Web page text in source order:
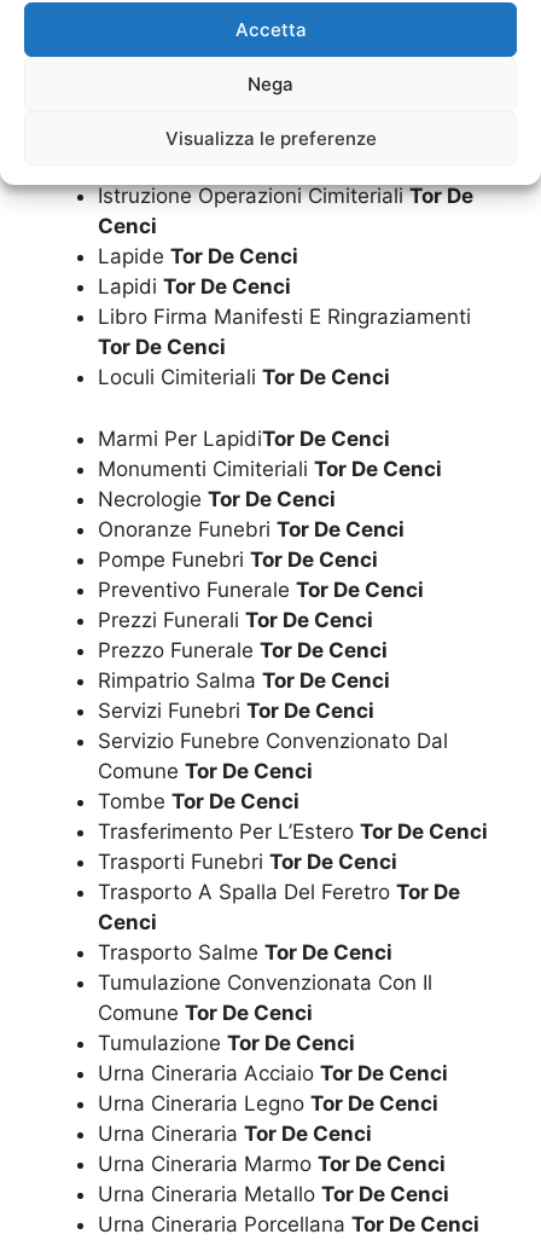
Accetta
Nega
Visualizza le preferenze
Imbalsamazioni Tor De Cenci
Impresa FunebreTor De Cenci
Tor De Cenci
Istruzione Operazioni CimiterialiTor De
Cenci
Lapide Tor De Cenci
Lapidi Tor De Cenci
Libro Firma Manifesti E Ringraziamenti
Tor De Cenci
Loculi Cimiteriali Tor De Cenci
Marmi Per LapidiTor De Cenci
Monumenti Cimiteriali Tor De Cenci
Necrologie Tor De Cenci
Onoranze Funebri Tor De Cenci
Pompe Funebri Tor De Cenci
Preventivo Funerale Tor De Cenci
Prezzi Funerali Tor De Cenci
Prezzo Funerale Tor De Cenci
Rimpatrio Salma Tor De Cenci
Servizi Funebri Tor De Cenci
Servizio Funebre Convenzionato Dal
Comune Tor De Cenci
Tombe Tor De Cenci
Trasferimento Per L’Estero Tor De Cenci
Trasporti Funebri Tor De Cenci
Trasporto A Spalla Del Feretro Tor De
Cenci
Trasporto Salme Tor De Cenci
Tumulazione Convenzionata Con Il
Comune Tor De Cenci
Tumulazione Tor De Cenci
Urna Cineraria Acciaio Tor De Cenci
Urna Cineraria Legno Tor De Cenci
Urna Cineraria Tor De Cenci
Urna Cineraria Marmo Tor De Cenci
Urna Cineraria Metallo Tor De Cenci
Urna Cineraria Porcellana Tor De Cenci